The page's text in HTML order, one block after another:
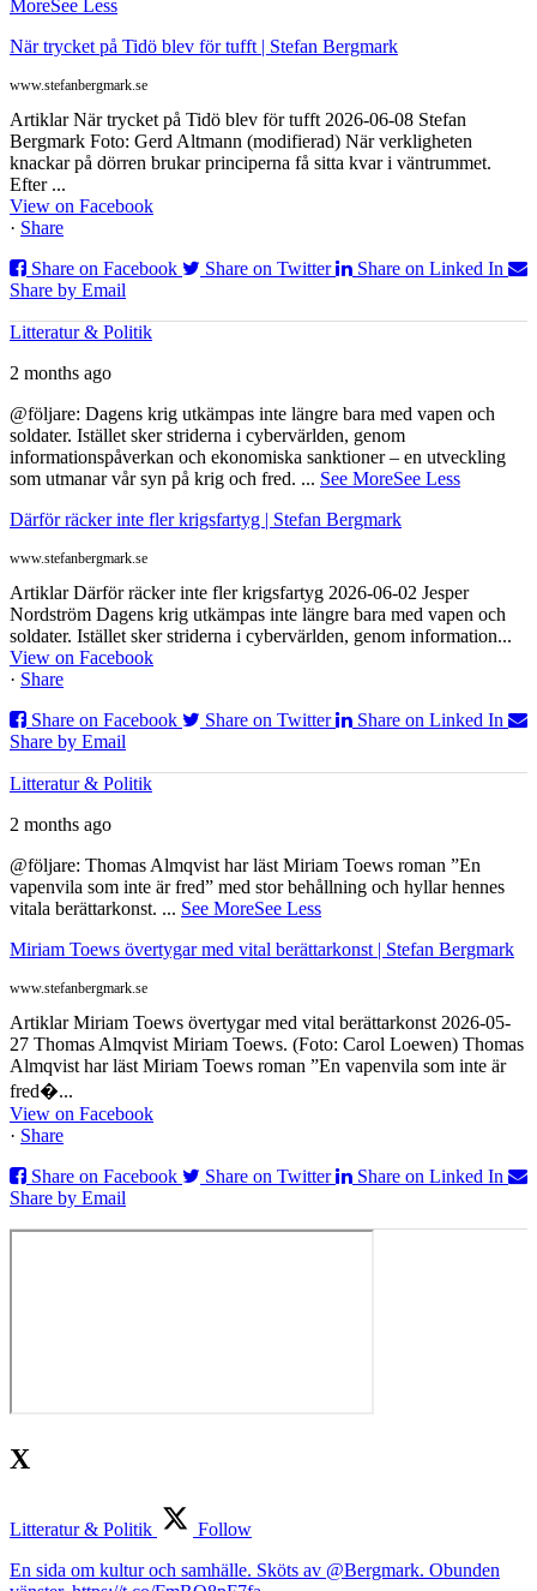
MoreSee Less
När trycket på Tidö blev för tufft | Stefan Bergmark
www.stefanbergmark.se
Artiklar När trycket på Tidö blev för tufft 2026-06-08 Stefan
Bergmark Foto: Gerd Altmann (modifierad) När verkligheten
knackar på dörren brukar principerna få sitta kvar i väntrummet.
Efter ...
View on Facebook
· Share
Share on Facebook
Share on Twitter
Share on Linked In
Share by Email
Litteratur & Politik
2 months ago
@följare: Dagens krig utkämpas inte längre bara med vapen och
soldater. Istället sker striderna i cybervärlden, genom
informationspåverkan och ekonomiska sanktioner – en utveckling
som utmanar vår syn på krig och fred. ... See MoreSee Less
Därför räcker inte fler krigsfartyg | Stefan Bergmark
www.stefanbergmark.se
Artiklar Därför räcker inte fler krigsfartyg 2026-06-02 Jesper
Nordström Dagens krig utkämpas inte längre bara med vapen och
soldater. Istället sker striderna i cybervärlden, genom information...
View on Facebook
· Share
Share on Facebook
Share on Twitter
Share on Linked In
Share by Email
Litteratur & Politik
2 months ago
@följare: Thomas Almqvist har läst Miriam Toews roman ”En
vapenvila som inte är fred” med stor behållning och hyllar hennes
vitala berättarkonst. ... See MoreSee Less
Miriam Toews övertygar med vital berättarkonst | Stefan Bergmark
www.stefanbergmark.se
Artiklar Miriam Toews övertygar med vital berättarkonst 2026-05-
27 Thomas Almqvist Miriam Toews. (Foto: Carol Loewen) Thomas
Almqvist har läst Miriam Toews roman ”En vapenvila som inte är
fred�...
View on Facebook
· Share
Share on Facebook
Share on Twitter
Share on Linked In
Share by Email
X
Litteratur & Politik
Follow
En sida om kultur och samhälle. Sköts av @Bergmark. Obunden